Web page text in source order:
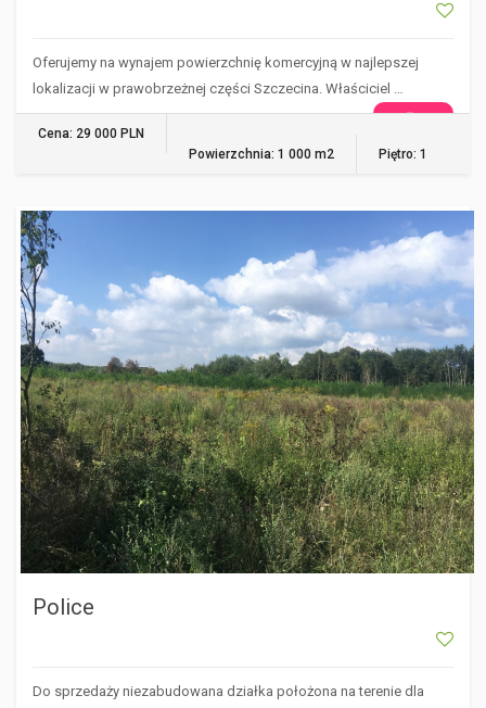
Oferujemy na wynajem powierzchnię komercyjną w najlepszej
lokalizacji w prawobrzeżnej części Szczecina. Właściciel …
WIĘCEJ
Cena: 29 000 PLN
Powierzchnia: 1 000 m2
Piętro: 1
POLICE
Police
Do sprzedaży niezabudowana działka położona na terenie dla